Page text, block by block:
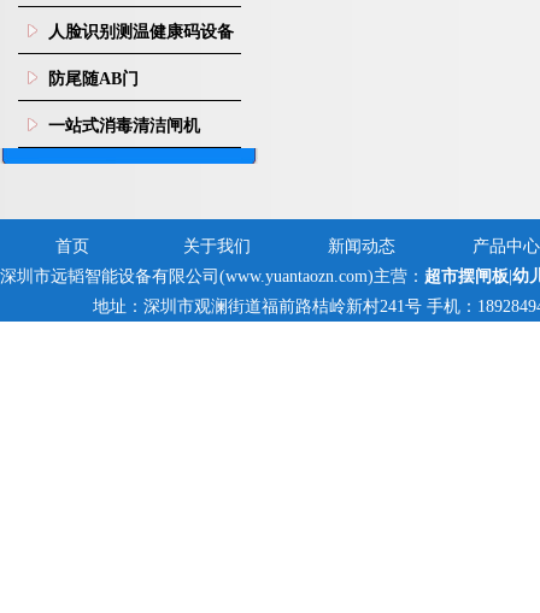
统
人脸识别测温健康码设备
防尾随AB门
一站式消毒清洁闸机
首页 关于我们 新闻动态
产品中心
深圳市远韬智能设备有限公司(www.yuantaozn.com)主营： 超市摆闸板 幼
地址：深圳市观澜街道福前路桔岭新村241号 手机：